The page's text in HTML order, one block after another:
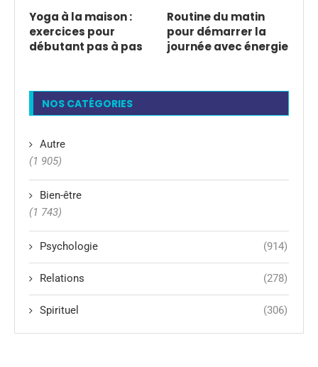
Yoga à la maison :
exercices pour
débutant pas à pas
Routine du matin
pour démarrer la
journée avec énergie
NOS CATÉGORIES
Autre
(1 905)
Bien-être
(1 743)
Psychologie (914)
Relations (278)
Spirituel (306)